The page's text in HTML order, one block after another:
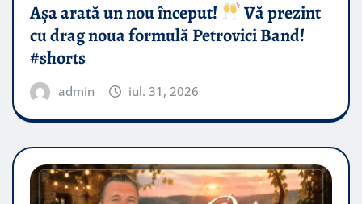
Așa arată un nou început!
Vă prezint
cu drag noua formulă Petrovici Band!
#shorts
admin iul. 31, 2026